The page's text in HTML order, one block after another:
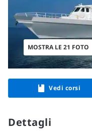
MOSTRA LE 21 FOTO
Vedi corsi
Dettagli